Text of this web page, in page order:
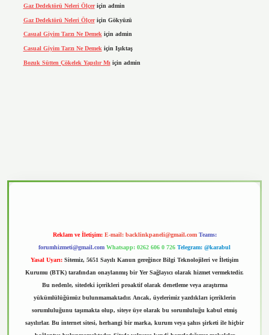
Gaz Dedektörü Neleri Ölçeriçin admin
Gaz Dedektörü Neleri Ölçeriçin Gökyüzü
Casual Giyim Tarzı Ne Demekiçin admin
Casual Giyim Tarzı Ne Demek için Işıktaş
Bozuk Sütten Çökelek Yapılır Mı için admin
Reklam ve İletişim: E-mail: backlinkpaneli@gmail.com Teams:
forumhizmeti@gmail.com Whatsapp: 0262 606 0 726 Telegram: @karabul
Yasal Uyarı: Sitemiz, 5651 Sayılı Kanun gereğince Bilgi Teknolojileri ve İletişim
Kurumu (BTK) tarafından onaylanmış bir Yer Sağlayıcı olarak hizmet vermektedir.
Bu nedenle, sitedeki içerikleri proaktif olarak denetleme veya araştırma
yükümlülüğümüz bulunmamaktadır. Ancak, üyelerimiz yazdıkları içeriklerin
sorumluluğunu taşımakta olup, siteye üye olarak bu sorumluluğu kabul etmiş
sayılırlar. Bu internet sitesi, herhangi bir marka, kurum veya şahıs şirketi ile hiçbir